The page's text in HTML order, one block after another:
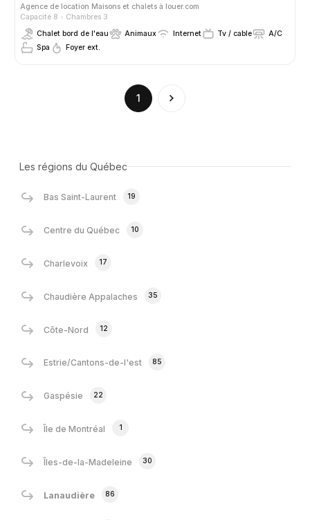
Agence de location Maisons et chalets à louer.com
Capacité 8
Chambres 3
Chalet bord de l'eau
Animaux Internet Tv / cable
A/C
Spa
Foyer ext.
1
(current)
Les régions du Québec
Bas Saint-Laurent 19
Centre du Québec 10
Charlevoix 17
Chaudière Appalaches 35
Côte-Nord 12
Estrie/Cantons-de-l'est 85
Gaspésie 22
Île de Montréal 1
Îles-de-la-Madeleine 30
Lanaudière 86